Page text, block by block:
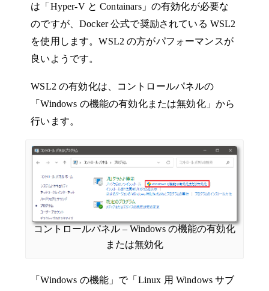
は「Hyper-V と Containars」の有効化が必要な
のですが、Docker 公式で奨励されている WSL2
を使用します。WSL2 の方がパフォーマンスが
良いようです。
WSL2 の有効化は、コントロールパネルの
「Windows の機能の有効化または無効化」から
行います。
コントロールパネル – Windows の機能の有効化
または無効化
「Windows の機能」で「Linux 用 Windows サブ